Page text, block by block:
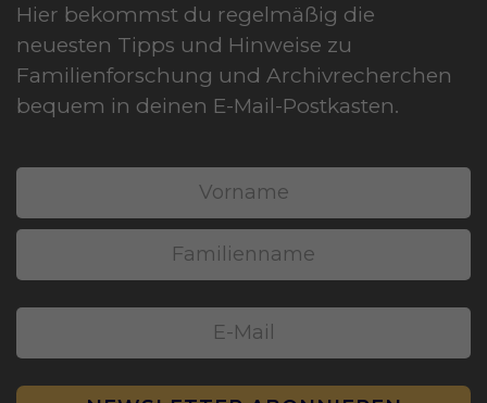
Hier bekommst du regelmäßig die
neuesten Tipps und Hinweise zu
Familienforschung und Archivrecherchen
bequem in deinen E-Mail-Postkasten.